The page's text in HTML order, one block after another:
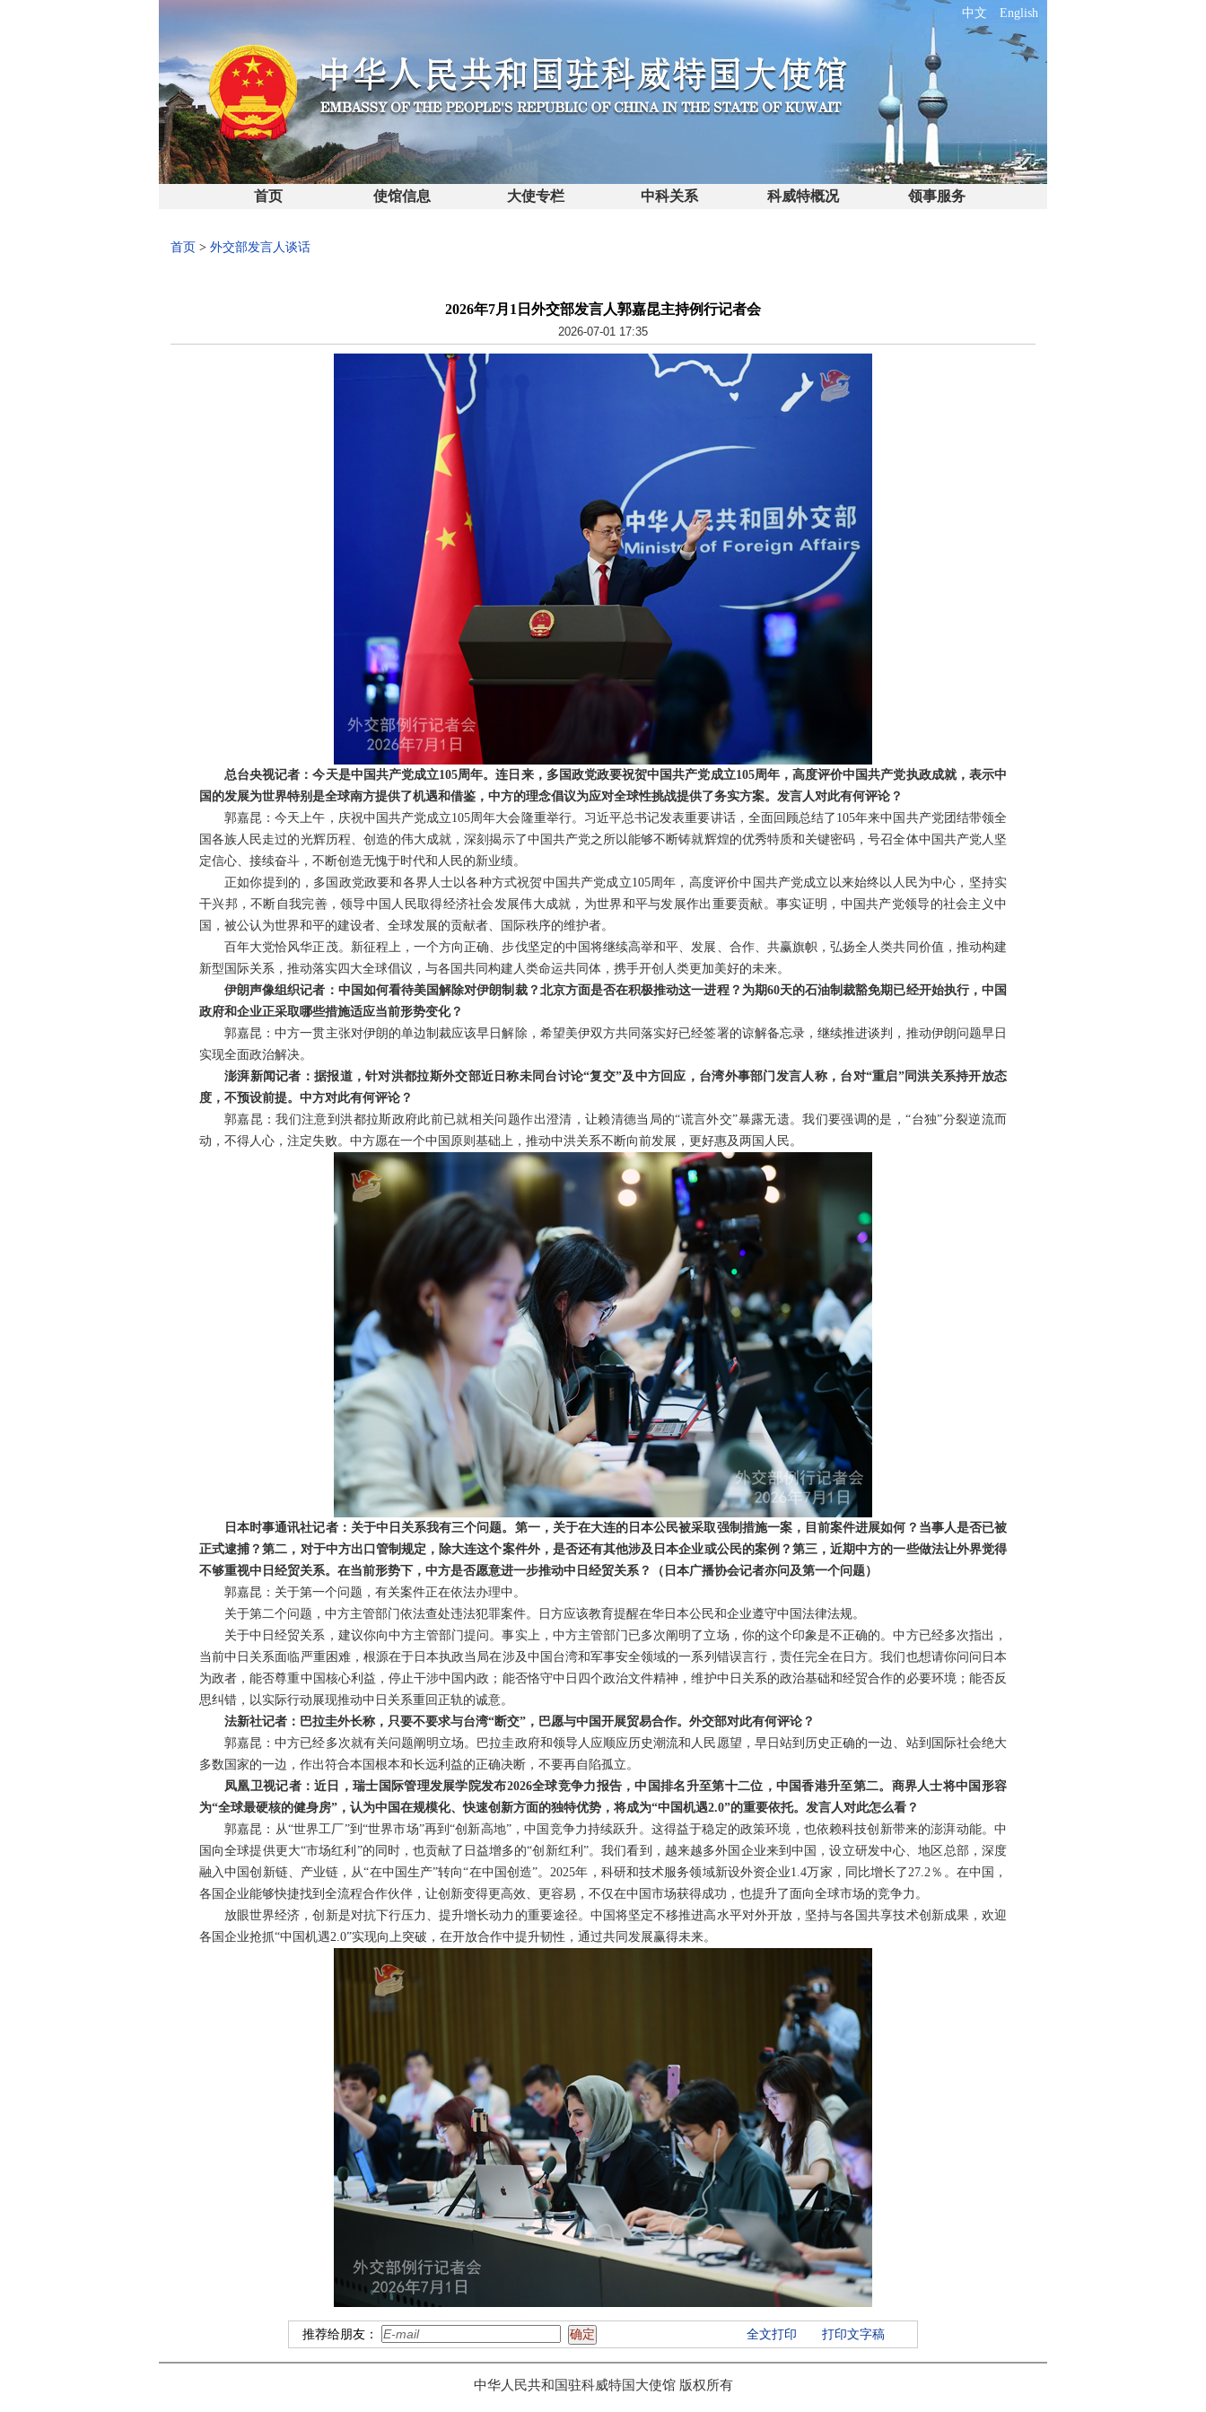
中文 English
首页 使馆信息 大使专栏 中科关系 科威特概况 领事服务
首页 > 外交部发言人谈话
2026年7月1日外交部发言人郭嘉昆主持例行记者会
2026-07-01 17:35
总台央视记者：今天是中国共产党成立105周年。连日来，多国政党政要祝贺中国共产党成立105周年，高度评价中国共产党执政成就，表示中
国的发展为世界特别是全球南方提供了机遇和借鉴，中方的理念倡议为应对全球性挑战提供了务实方案。发言人对此有何评论？
郭嘉昆：今天上午，庆祝中国共产党成立105周年大会隆重举行。习近平总书记发表重要讲话，全面回顾总结了105年来中国共产党团结带领全
国各族人民走过的光辉历程、创造的伟大成就，深刻揭示了中国共产党之所以能够不断铸就辉煌的优秀特质和关键密码，号召全体中国共产党人坚
定信心、接续奋斗，不断创造无愧于时代和人民的新业绩。
正如你提到的，多国政党政要和各界人士以各种方式祝贺中国共产党成立105周年，高度评价中国共产党成立以来始终以人民为中心，坚持实
干兴邦，不断自我完善，领导中国人民取得经济社会发展伟大成就，为世界和平与发展作出重要贡献。事实证明，中国共产党领导的社会主义中
国，被公认为世界和平的建设者、全球发展的贡献者、国际秩序的维护者。
百年大党恰风华正茂。新征程上，一个方向正确、步伐坚定的中国将继续高举和平、发展、合作、共赢旗帜，弘扬全人类共同价值，推动构建
新型国际关系，推动落实四大全球倡议，与各国共同构建人类命运共同体，携手开创人类更加美好的未来。
伊朗声像组织记者：中国如何看待美国解除对伊朗制裁？北京方面是否在积极推动这一进程？为期60天的石油制裁豁免期已经开始执行，中国
政府和企业正采取哪些措施适应当前形势变化？
郭嘉昆：中方一贯主张对伊朗的单边制裁应该早日解除，希望美伊双方共同落实好已经签署的谅解备忘录，继续推进谈判，推动伊朗问题早日
实现全面政治解决。
澎湃新闻记者：据报道，针对洪都拉斯外交部近日称未同台讨论“复交”及中方回应，台湾外事部门发言人称，台对“重启”同洪关系持开放态
度，不预设前提。中方对此有何评论？
郭嘉昆：我们注意到洪都拉斯政府此前已就相关问题作出澄清，让赖清德当局的“谎言外交”暴露无遗。我们要强调的是，“台独”分裂逆流而
动，不得人心，注定失败。中方愿在一个中国原则基础上，推动中洪关系不断向前发展，更好惠及两国人民。
日本时事通讯社记者：关于中日关系我有三个问题。第一，关于在大连的日本公民被采取强制措施一案，目前案件进展如何？当事人是否已被
正式逮捕？第二，对于中方出口管制规定，除大连这个案件外，是否还有其他涉及日本企业或公民的案例？第三，近期中方的一些做法让外界觉得
不够重视中日经贸关系。在当前形势下，中方是否愿意进一步推动中日经贸关系？（日本广播协会记者亦问及第一个问题）
郭嘉昆：关于第一个问题，有关案件正在依法办理中。
关于第二个问题，中方主管部门依法查处违法犯罪案件。日方应该教育提醒在华日本公民和企业遵守中国法律法规。
关于中日经贸关系，建议你向中方主管部门提问。事实上，中方主管部门已多次阐明了立场，你的这个印象是不正确的。中方已经多次指出，
当前中日关系面临严重困难，根源在于日本执政当局在涉及中国台湾和军事安全领域的一系列错误言行，责任完全在日方。我们也想请你问问日本
为政者，能否尊重中国核心利益，停止干涉中国内政；能否恪守中日四个政治文件精神，维护中日关系的政治基础和经贸合作的必要环境；能否反
思纠错，以实际行动展现推动中日关系重回正轨的诚意。
法新社记者：巴拉圭外长称，只要不要求与台湾“断交”，巴愿与中国开展贸易合作。外交部对此有何评论？
郭嘉昆：中方已经多次就有关问题阐明立场。巴拉圭政府和领导人应顺应历史潮流和人民愿望，早日站到历史正确的一边、站到国际社会绝大
多数国家的一边，作出符合本国根本和长远利益的正确决断，不要再自陷孤立。
凤凰卫视记者：近日，瑞士国际管理发展学院发布2026全球竞争力报告，中国排名升至第十二位，中国香港升至第二。商界人士将中国形容
为“全球最硬核的健身房”，认为中国在规模化、快速创新方面的独特优势，将成为“中国机遇2.0”的重要依托。发言人对此怎么看？
郭嘉昆：从“世界工厂”到“世界市场”再到“创新高地”，中国竞争力持续跃升。这得益于稳定的政策环境，也依赖科技创新带来的澎湃动能。中
国向全球提供更大“市场红利”的同时，也贡献了日益增多的“创新红利”。我们看到，越来越多外国企业来到中国，设立研发中心、地区总部，深度
融入中国创新链、产业链，从“在中国生产”转向“在中国创造”。2025年，科研和技术服务领域新设外资企业1.4万家，同比增长了27.2％。在中国，
各国企业能够快捷找到全流程合作伙伴，让创新变得更高效、更容易，不仅在中国市场获得成功，也提升了面向全球市场的竞争力。
放眼世界经济，创新是对抗下行压力、提升增长动力的重要途径。中国将坚定不移推进高水平对外开放，坚持与各国共享技术创新成果，欢迎
各国企业抢抓“中国机遇2.0”实现向上突破，在开放合作中提升韧性，通过共同发展赢得未来。
推荐给朋友： 全文打印 打印文字稿
中华人民共和国驻科威特国大使馆 版权所有